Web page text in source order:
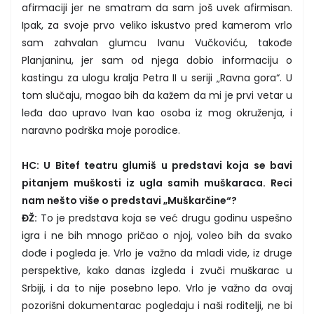
afirmaciji jer ne smatram da sam još uvek afirmisan.
Ipak, za svoje prvo veliko iskustvo pred kamerom vrlo
sam zahvalan glumcu Ivanu Vučkoviću, takođe
Planjaninu, jer sam od njega dobio informaciju o
kastingu za ulogu kralja Petra II u seriji „Ravna gora“. U
tom slučaju, mogao bih da kažem da mi je prvi vetar u
leđa dao upravo Ivan kao osoba iz mog okruženja, i
naravno podrška moje porodice.
HC: U Bitef teatru glumiš u predstavi koja se bavi
pitanjem muškosti iz ugla samih muškaraca. Reci
nam nešto više o predstavi „Muškarčine“?
ĐŽ: To je predstava koja se već drugu godinu uspešno
igra i ne bih mnogo pričao o njoj, voleo bih da svako
dođe i pogleda je. Vrlo je važno da mladi vide, iz druge
perspektive, kako danas izgleda i zvuči muškarac u
Srbiji, i da to nije posebno lepo. Vrlo je važno da ovaj
pozorišni dokumentarac pogledaju i naši roditelji, ne bi